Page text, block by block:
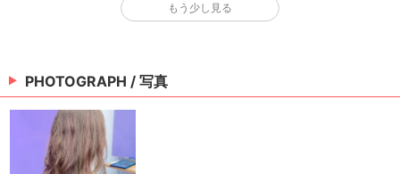
要確認
08/13（木） 要確認
※情報はあくまで予定でキャストまたは出勤情報は一部です。詳細はお店にお問い合わせく
ださい。
もう少し見る
PHOTOGRAPH / 写真